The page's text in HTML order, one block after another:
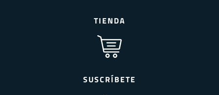
TIENDA
SUSCRÍBETE